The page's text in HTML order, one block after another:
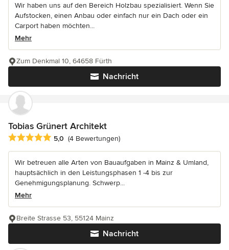
Wir haben uns auf den Bereich Holzbau spezialisiert. Wenn Sie
Aufstocken, einen Anbau oder einfach nur ein Dach oder ein
Carport haben möchten...
Mehr
Nachricht
Zum Denkmal 10, 64658 Fürth
Tobias Grünert Architekt
Durchschnittliche Bewertung: 5 von 5 Sternen
5,0 (4 Bewertungen)
Wir betreuen alle Arten von Bauaufgaben in Mainz & Umland,
hauptsächlich in den Leistungsphasen 1 -4 bis zur
Genehmigungsplanung. Schwerp...
Mehr
Nachricht
Breite Strasse 53, 55124 Mainz